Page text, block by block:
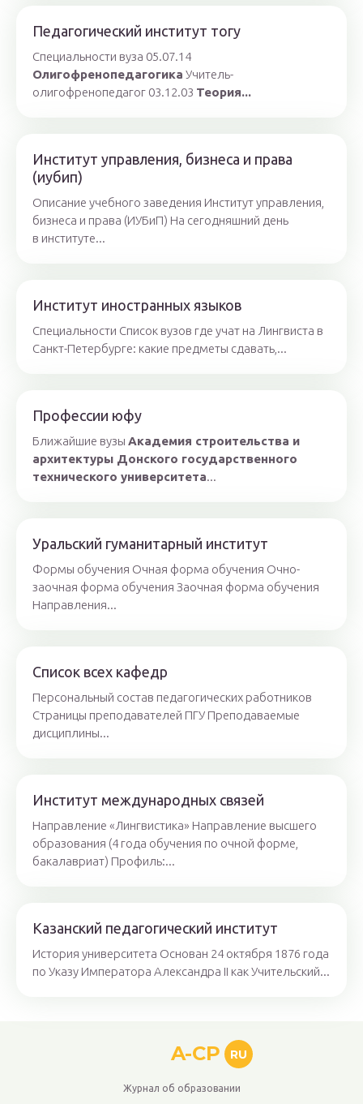
Педагогический институт тогу
Специальности вуза 05.07.14
Олигофренопедагогика Учитель-
олигофренопедагог 03.12.03 Теория...
Институт управления, бизнеса и права
(иубип)
Описание учебного заведения Институт управления,
бизнеса и права (ИУБиП) На сегодняшний день
в институте...
Институт иностранных языков
Специальности Список вузов где учат на Лингвиста в
Санкт-Петербурге: какие предметы сдавать,...
Профессии юфу
Ближайшие вузы Академия строительства и
архитектуры Донского государственного
технического университета...
Уральский гуманитарный институт
Формы обучения Очная форма обучения Очно-
заочная форма обучения Заочная форма обучения
Направления...
Список всех кафедр
Персональный состав педагогических работников
Страницы преподавателей ПГУ Преподаваемые
дисциплины...
Институт международных связей
Направление «Лингвистика» Направление высшего
образования (4 года обучения по очной форме,
бакалавриат) Профиль:...
Казанский педагогический институт
История университета Основан 24 октября 1876 года
по Указу Императора Александра II как Учительский...
A-CP RU
Журнал об образовании